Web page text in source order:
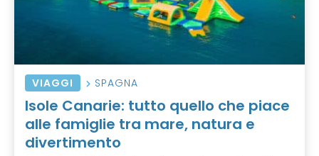
VIAGGI SPAGNA
Isole Canarie: tutto quello che piace
alle famiglie tra mare, natura e
divertimento